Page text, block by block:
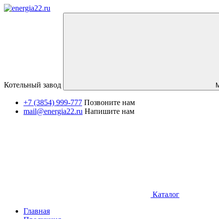
Котельный завод
+7 (3854) 999-777 Позвоните нам
mail@energia22.ru Напишите нам
Каталог
Главная